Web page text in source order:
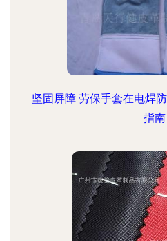
坚固屏障 劳保手套在电焊
指南